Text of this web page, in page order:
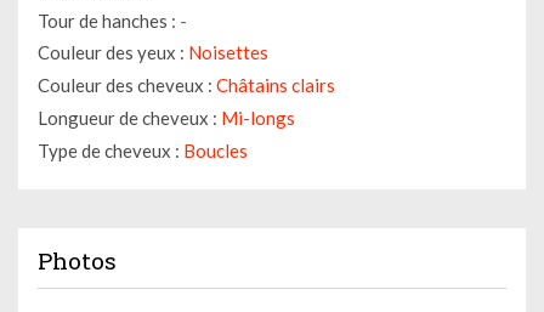
Tour de hanches : -
Couleur des yeux : Noisettes
Couleur des cheveux : Châtains clairs
Longueur de cheveux : Mi-longs
Type de cheveux : Boucles
Photos